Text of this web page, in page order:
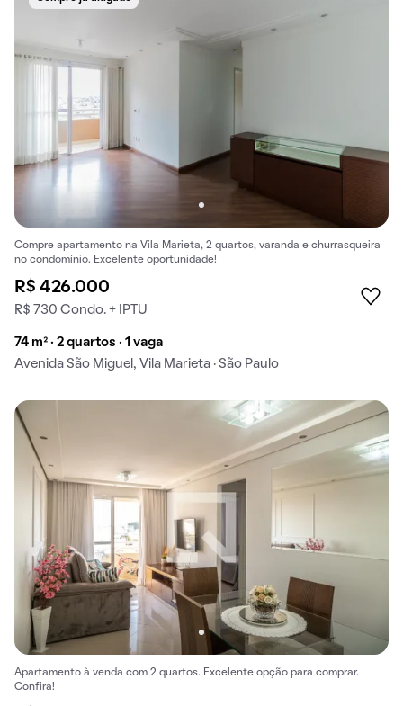
Compre apartamento na Vila Marieta, 2 quartos, varanda e churrasqueira
no condomínio. Excelente oportunidade!
R$ 426.000
R$ 730 Condo. + IPTU
74 m² · 2 quartos · 1 vaga
Avenida São Miguel, Vila Marieta · São Paulo
Apartamento à venda com 2 quartos. Excelente opção para comprar.
Confira!